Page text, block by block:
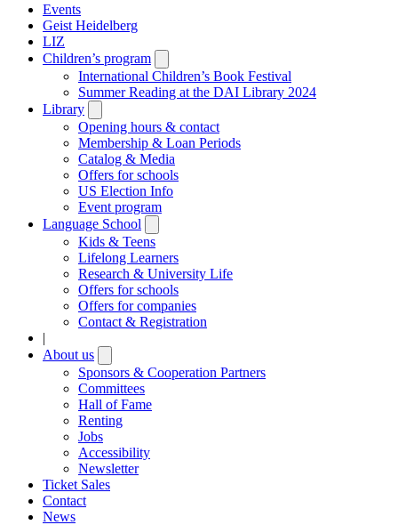
Events
Geist Heidelberg
LIZ
Children’s program
submenu
International Children’s Book Festival
Summer Reading at the DAI Library 2024
Library
submenu
Opening hours & contact
Membership & Loan Periods
Catalog & Media
Offers for schools
US Election Info
Event program
Language School
submenu
Kids & Teens
Lifelong Learners
Research & University Life
Offers for schools
Offers for companies
Contact & Registration
|
About us
submenu
Sponsors & Cooperation Partners
Committees
Hall of Fame
Renting
Jobs
Accessibility
Newsletter
Ticket Sales
Contact
News